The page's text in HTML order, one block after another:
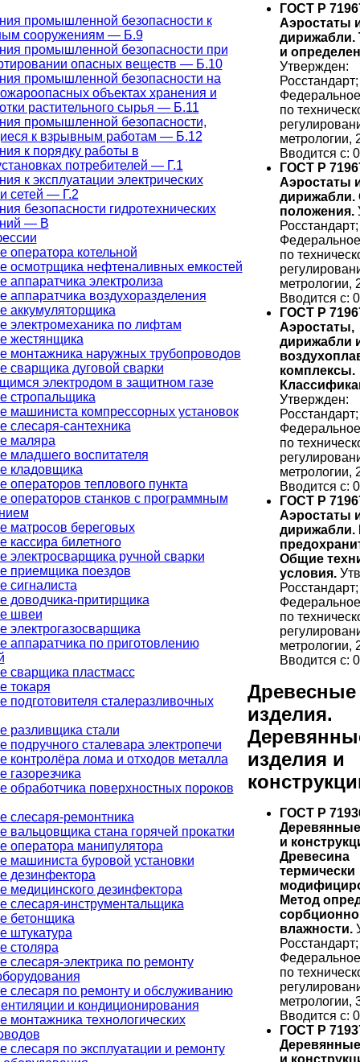
промышленной безопасности к
сооружениям — Б.9
промышленной безопасности при
опасных веществ — Б.10
промышленной безопасности на
объектах хранения и
растительного сырья — Б.11
промышленной безопасности,
к взрывным работам — Б.12
к порядку работы в
потребителей — Г.1
к эксплуатации электрических
сетей — Г.2
безопасности гидротехнических
— В
оператора котельной
осмотрщика нефтеналивных емкостей
аппаратчика электролиза
аппаратчика воздухоразделения
аккумуляторщика
электромеханика по лифтам
жестянщика
монтажника наружных трубопроводов
сварщика дуговой сварки
электродом в защитном газе
стропальщика
машиниста компрессорных установок
слесаря-сантехника
маляра
младшего воспитателя
кладовщика
операторов теплового пункта
операторов станков с программным
матросов береговых
кассира билетного
электросварщика ручной сварки
приемщика поездов
сигналиста
доводчика-притирщика
швеи
электрогазосварщика
аппаратчика по приготовлению
сварщика пластмасс
токаря
подготовителя сталеразливочных
разливщика стали
подручного сталевара электропечи
контролёра лома и отходов металла
газорезчика
обработчика поверхностных пороков
слесаря-ремонтника
вальцовщика стана горячей прокатки
оператора манипулятора
машиниста буровой установки
дезинфектора
медицинского дезинфектора
слесаря-инструментальщика
бетонщика
штукатура
столяра
слесаря-электрика по ремонту
слесаря по ремонту и обслуживанию
и кондиционирования
монтажника технологических
слесаря по эксплуатации и ремонту
ГОСТ Р
Аэростаты
и
Утвержден:
Росстандарт;
по
метрологии,
Вводится с:
ГОСТ Р
Аэростаты
положения.
Росстандарт;
по
метрологии,
Вводится с:
ГОСТ Р
Аэростаты,
дирижабли
комплексы.
Утвержден:
Росстандарт;
по
метрологии,
Вводится с:
ГОСТ Р
Аэростаты
дирижабли.
Общие
условия.
Росстандарт;
по
метрологии,
Вводится с:
Древесные
изделия.
изделия и
ГОСТ Р
и
Древесина
термически
Метод
влажности.
Росстандарт;
по
метрологии,
Вводится с:
ГОСТ Р
и